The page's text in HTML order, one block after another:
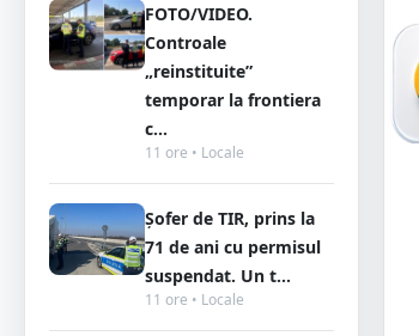
FOTO/VIDEO.
Controale
„reinstituite”
temporar la frontiera
c...
11 ore • Locale
Șofer de TIR, prins la
71 de ani cu permisul
suspendat. Un t...
11 ore • Locale